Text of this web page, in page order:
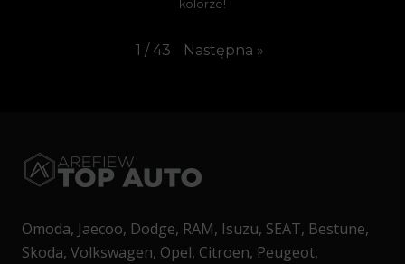
kolorze!
1 / 43 Następna »
Omoda, Jaecoo, Dodge, RAM, Isuzu, SEAT, Bestune,
Skoda, Volkswagen, Opel, Citroen, Peugeot,